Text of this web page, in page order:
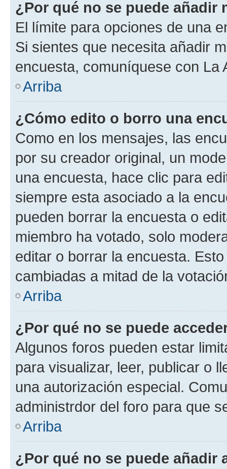
¿Por qué no se puede añadir
El límite para opciones de una
Si sientes que necesita añadir
encuesta, comuníquese con La
Arriba
¿Cómo edito o borro una
Como en los mensajes, las
por su creador original, un
una encuesta, hace clic para
siempre esta asociado a la
pueden borrar la encuesta o
miembro ha votado, solo
editar o borrar la encuesta.
cambiadas a mitad de la
Arriba
¿Por qué no se puede
Algunos foros pueden estar
para visualizar, leer, publicar o
una autorización especial.
administrdor del foro para que
Arriba
¿Por qué no se puede añadir